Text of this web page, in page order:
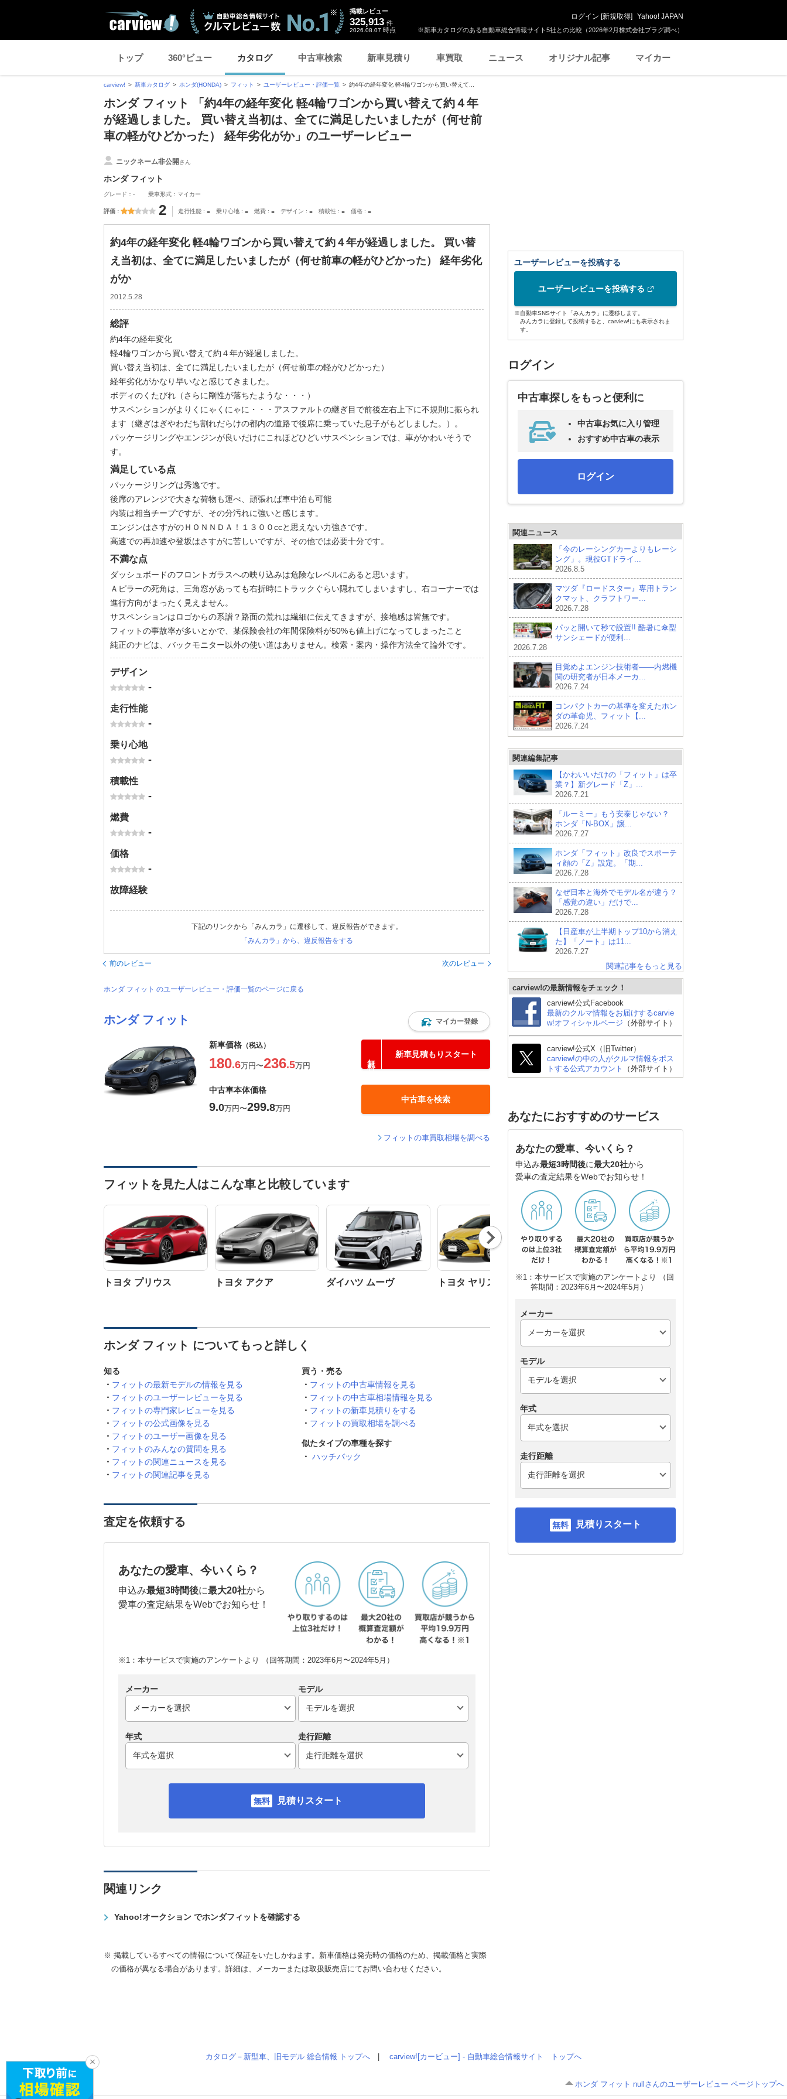
※新車カタログのある自動車総合情報サイト5社との比較（2026年2月株式会社プラグ調べ）
掲載レビュー
325,913 件
2026.08.07 時点
ログイン [新規取得] Yahoo! JAPAN
トップ 360°ビュー カタログ 中古車検索 新車見積り 車買取 ニュース オリジナル記事 マイカー
carview! 新車カタログ ホンダ(HONDA) フィット ユーザーレビュー・評価一覧 約4年の経年変化 軽4輪ワゴンから買い替えて...
ホンダ フィット 「約4年の経年変化 軽4輪ワゴンから買い替えて約４年
が経過しました。 買い替え当初は、全てに満足したいましたが（何せ前
車の軽がひどかった） 経年劣化がか」のユーザーレビュー
ニックネーム非公開さん
ホンダ フィット
グレード：- 乗車形式：マイカー
評価 2 走行性能 - 乗り心地 - 燃費 - デザイン - 積載性 - 価格 -
約4年の経年変化 軽4輪ワゴンから買い替えて約４年が経過しました。 買い替
え当初は、全てに満足したいましたが（何せ前車の軽がひどかった） 経年劣化
がか
2012.5.28
総評
約4年の経年変化
軽4輪ワゴンから買い替えて約４年が経過しました。
買い替え当初は、全てに満足したいましたが（何せ前車の軽がひどかった）
経年劣化がかなり早いなと感じてきました。
ボディのくたびれ（さらに剛性が落ちたような・・・）
サスペンションがよりくにゃくにゃに・・・アスファルトの継ぎ目で前後左右上下に不規則に振られ
ます（継ぎはぎやわだち割れだらけの都内の道路で後席に乗っていた息子がもどしました。）。
パッケージリングやエンジンが良いだけにこれほどひどいサスペンションでは、車がかわいそうで
す。
満足している点
パッケージリングは秀逸です。
後席のアレンジで大きな荷物も運べ、頑張れば車中泊も可能
内装は相当チープですが、その分汚れに強いと感じます。
エンジンはさすがのＨＯＮＮＤＡ！１３００ccと思えない力強さです。
高速での再加速や登坂はさすがに苦しいですが、その他では必要十分です。
不満な点
ダッシュボードのフロントガラスへの映り込みは危険なレベルにあると思います。
Ａピラーの死角は、三角窓があっても右折時にトラックぐらい隠れてしまいますし、右コーナーでは
進行方向がまったく見えません。
サスペンションはロゴからの系譜？路面の荒れは繊細に伝えてきますが、接地感は皆無です。
フィットの事故率が多いとかで、某保険会社の年間保険料が50%も値上げになってしまったこと
純正のナビは、バックモニター以外の使い道はありません。検索・案内・操作方法全て論外です。
デザイン
-
走行性能
-
乗り心地
-
積載性
-
燃費
-
価格
-
故障経験
下記のリンクから「みんカラ」に遷移して、違反報告ができます。
「みんカラ」から、違反報告をする
前のレビュー 次のレビュー
ホンダ フィット のユーザーレビュー・評価一覧のページに戻る
ホンダ フィット マイカー登録
新車価格 （税込）
180.6万円〜236.5万円
新車見積もりスタート
中古車本体価格
9.0万円〜299.8万円
中古車を検索
フィットの車買取相場を調べる
フィットを見た人はこんな車と比較しています
トヨタ プリウス トヨタ アクア ダイハツ ムーヴ トヨタ ヤリス スズキ アルト スズキ スイフト
Nex
t
ホンダ フィット についてもっと詳しく
知る
フィットの最新モデルの情報を見る
フィットのユーザーレビューを見る
フィットの専門家レビューを見る
フィットの公式画像を見る
フィットのユーザー画像を見る
フィットのみんなの質問を見る
フィットの関連ニュースを見る
フィットの関連記事を見る
買う・売る
フィットの中古車情報を見る
フィットの中古車相場情報を見る
フィットの新車見積りをする
フィットの買取相場を調べる
似たタイプの車種を探す
ハッチバック
査定を依頼する
あなたの愛車、今いくら？
申込み最短3時間後に最大20社から
愛車の査定結果をWebでお知らせ！
※1：本サービスで実施のアンケートより （回答期間：2023年6月〜2024年5月）
メーカー モデル
年式 走行距離
見積りスタート
関連リンク
Yahoo!オークション でホンダフィットを確認する
※ 掲載しているすべての情報について保証をいたしかねます。新車価格は発売時の価格のため、掲載価格と実際
の価格が異なる場合があります。詳細は、メーカーまたは取扱販売店にてお問い合わせください。
ユーザーレビューを投稿する
ユーザーレビューを投稿する
※自動車SNSサイト「みんカラ」に遷移します。
みんカラに登録して投稿すると、carview!にも表示されま
す。
ログイン
中古車探しをもっと便利に
中古車お気に入り管理
おすすめ中古車の表示
ログイン
関連ニュース
「今のレーシングカーよりもレーシ
ング」。現役GTドライ...
2026.8.5
マツダ『ロードスター』専用トラン
クマット、クラフトワー...
2026.7.28
パッと開いて秒で設置!! 酷暑に傘型
サンシェードが便利...
2026.7.28
目覚めよエンジン技術者――内燃機
関の研究者が日本メーカ...
2026.7.24
コンパクトカーの基準を変えたホン
ダの革命児、フィット【...
2026.7.24
関連編集記事
【かわいいだけの「フィット」は卒
業？】新グレード「Z」...
2026.7.21
「ルーミー」もう安泰じゃない？
ホンダ「N-BOX」譲...
2026.7.27
ホンダ「フィット」改良でスポーテ
ィ顔の「Z」設定。「期...
2026.7.28
なぜ日本と海外でモデル名が違う？
「感覚の違い」だけで...
2026.7.28
【日産車が上半期トップ10から消え
た】「ノート」は11...
2026.7.27
関連記事をもっと見る
carview!の最新情報をチェック！
carview!公式Facebook
最新のクルマ情報をお届けするcarvie
w!オフィシャルページ （外部サイト）
carview!公式X（旧Twitter）
carview!の中の人がクルマ情報をポス
トする公式アカウント
（外部サイト）
あなたにおすすめのサービス
あなたの愛車、今いくら？
申込み最短3時間後に最大20社から
愛車の査定結果をWebでお知らせ！
※1：本サービスで実施のアンケートより （回
答期間：2023年6月〜2024年5月）
メーカー
モデル
年式
走行距離
見積りスタート
カタログ－新型車、旧モデル 総合情報 トップへ carview![カービュー] - 自動車総合情報サイト トップへ
ホンダ フィット nullさんのユーザーレビュー ページトップへ